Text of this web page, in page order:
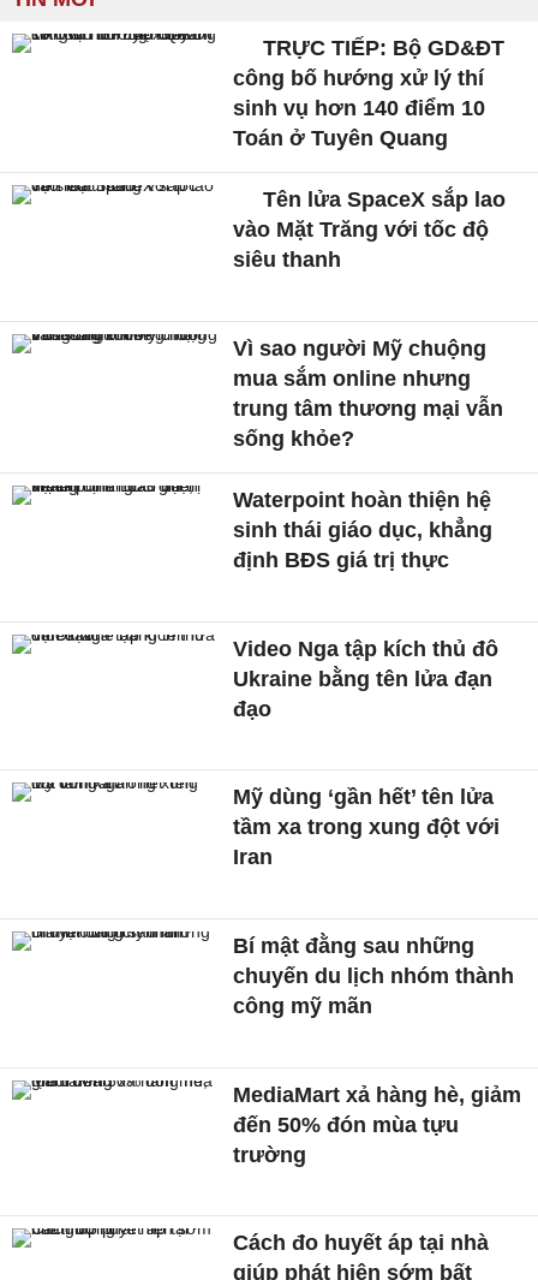
TRỰC TIẾP: Bộ GD&ĐT
công bố hướng xử lý thí
sinh vụ hơn 140 điểm 10
Toán ở Tuyên Quang
Tên lửa SpaceX sắp lao
vào Mặt Trăng với tốc độ
siêu thanh
Vì sao người Mỹ chuộng
mua sắm online nhưng
trung tâm thương mại vẫn
sống khỏe?
Waterpoint hoàn thiện hệ
sinh thái giáo dục, khẳng
định BĐS giá trị thực
Video Nga tập kích thủ đô
Ukraine bằng tên lửa đạn
đạo
Mỹ dùng ‘gần hết’ tên lửa
tầm xa trong xung đột với
Iran
Bí mật đằng sau những
chuyến du lịch nhóm thành
công mỹ mãn
MediaMart xả hàng hè, giảm
đến 50% đón mùa tựu
trường
Cách đo huyết áp tại nhà
giúp phát hiện sớm bất